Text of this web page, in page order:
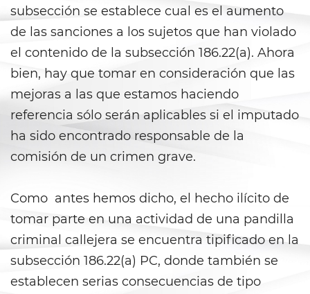
DUI
Audiencia Administrativa del
DMV
Conducir Bajo la Influencia de
Drogas
Conducción Imprudente con
Presencia de Alcohol
Conducción Imprudente sin
Presencia de Alcohol
Cuarta Ofensa de DUI
DUI Causando Lesiones
subsección se establece cual es el aumento
de las sanciones a los sujetos que han violado
el contenido de la subsección 186.22(a). Ahora
bien, hay que tomar en consideración que las
mejoras a las que estamos haciendo
referencia sólo serán aplicables si el imputado
ha sido encontrado responsable de la
comisión de un crimen grave.
Como antes hemos dicho, el hecho ilícito de
tomar parte en una actividad de una pandilla
criminal callejera se encuentra tipificado en la
subsección 186.22(a) PC, donde también se
establecen serias consecuencias de tipo